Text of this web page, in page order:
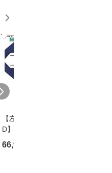
7
【左用/LEFT HANDE
D】ベティナルディ(B
ETTINARDI) 2025 ア
ンチドート SB2 (ANT
66,990